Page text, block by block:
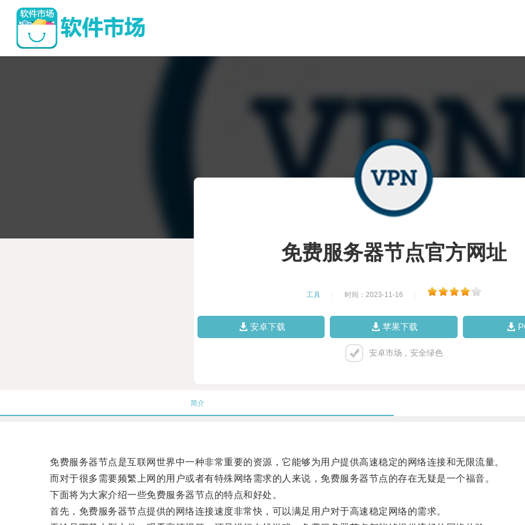
免费服务器节点官方网址
工具 时间：2023-11-16
安卓下载 苹果下载
安卓市场，安全绿色
简介
免费服务器节点是互联网世界中一种非常重要的资源，它能够为用户提供高速稳定的网络连接和无限流量。
而对于很多需要频繁上网的用户或者有特殊网络需求的人来说，免费服务器节点的存在无疑是一个福音。
下面将为大家介绍一些免费服务器节点的特点和好处。
首先，免费服务器节点提供的网络连接速度非常快，可以满足用户对于高速稳定网络的需求。